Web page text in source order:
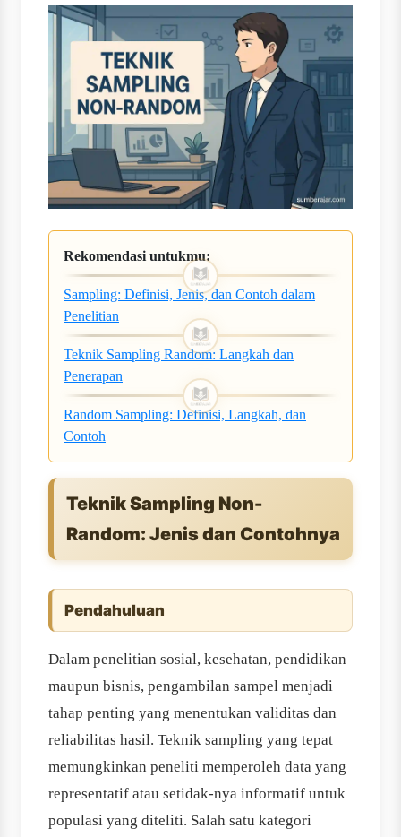
Rekomendasi untukmu:
Sampling: Definisi, Jenis, dan Contoh dalam
Penelitian
Teknik Sampling Random: Langkah dan
Penerapan
Random Sampling: Definisi, Langkah, dan
Contoh
Teknik Sampling Non-
Random: Jenis dan Contohnya
Pendahuluan
Dalam penelitian sosial, kesehatan, pendidikan
maupun bisnis, pengambilan sampel menjadi
tahap penting yang menentukan validitas dan
reliabilitas hasil. Teknik sampling yang tepat
memungkinkan peneliti memperoleh data yang
representatif atau setidak-nya informatif untuk
populasi yang diteliti. Salah satu kategori